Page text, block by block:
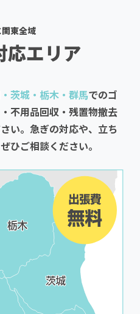
東全域
応エリア
茨城・栃木・群馬でのゴ
不用品回収・残置物撤去
い。急ぎの対応や、立ち
ひご相談ください。